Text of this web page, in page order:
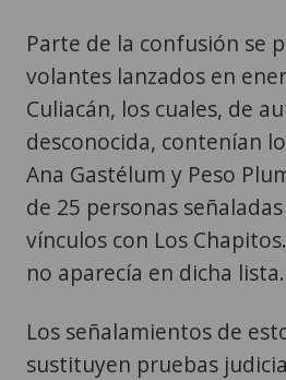
Parte de la confusión se
volantes lanzados en
Culiacán, los cuales, de
desconocida, contenían
Ana Gastélum y Peso
de 25 personas
vínculos con Los
no aparecía en dicha lista.
Los señalamientos de
sustituyen pruebas